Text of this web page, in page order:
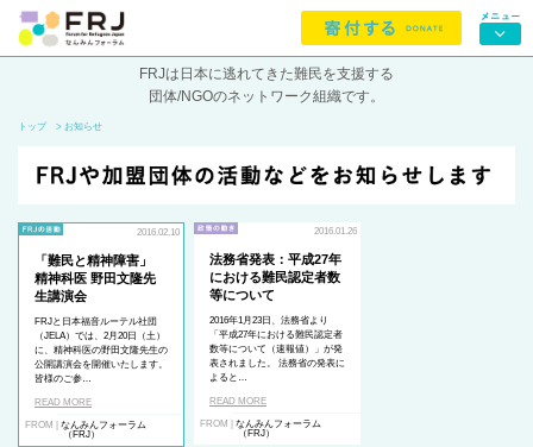
FRJは日本に逃れてきた難民を支援する
団体/NGOのネットワーク組織です。
トップ > お知らせ
2016.02.10
「難民と精神障害」
精神科医 野田文隆先
生講演会
FRJと日本福音ルーテル社団
（JELA）では、2月20日（土）
に、精神科医の野田文隆先生の
公開講演会を開催いたします。
皆様のご参…
READ MORE
FROM | なんみんフォーラム
（FRJ）
2016.01.26
法務省発表：平成27年
における難民認定者数
等について
2016年1月23日、法務省より
「平成27年における難民認定者
数等について（速報値）」が発
表されました。 法務省の発表に
よると…
READ MORE
FROM | なんみんフォーラム
（FRJ）